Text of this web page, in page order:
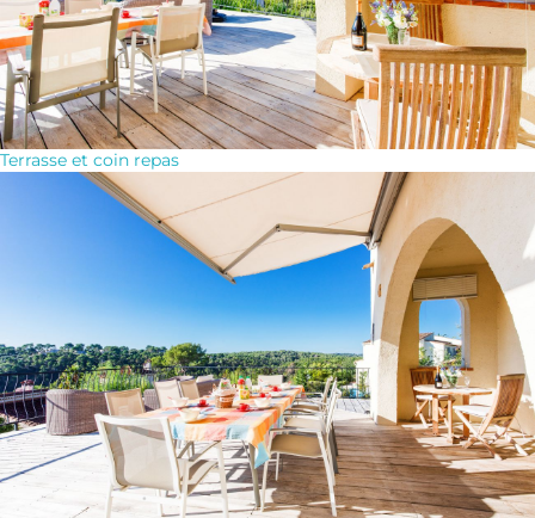
Terrasse et coin repas